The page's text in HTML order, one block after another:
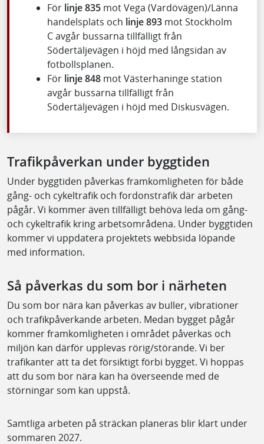
För linje 835 mot Vega (Vardövägen)/Länna
handelsplats och linje 893 mot Stockholm
C avgår bussarna tillfälligt från
Södertäljevägen i höjd med långsidan av
fotbollsplanen.
För linje 848 mot Västerhaninge station
avgår bussarna tillfälligt från
Södertäljevägen i höjd med Diskusvägen.
Trafikpåverkan under byggtiden
Under byggtiden påverkas framkomligheten för både
gång- och cykeltrafik och fordonstrafik där arbeten
pågår. Vi kommer även tillfälligt behöva leda om gång-
och cykeltrafik kring arbetsområdena. Under byggtiden
kommer vi uppdatera projektets webbsida löpande
med information.
Så påverkas du som bor i närheten
Du som bor nära kan påverkas av buller, vibrationer
och trafikpåverkande arbeten. Medan bygget pågår
kommer framkomligheten i området påverkas och
miljön kan därför upplevas rörig/störande. Vi ber
trafikanter att ta det försiktigt förbi bygget. Vi hoppas
att du som bor nära kan ha överseende med de
störningar som kan uppstå.
Samtliga arbeten på sträckan planeras blir klart under
sommaren 2027.